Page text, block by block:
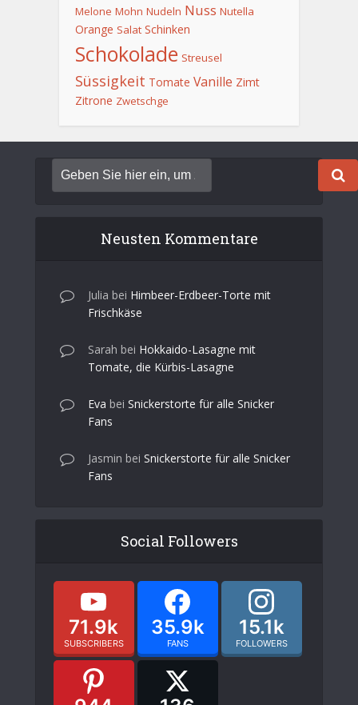
Melone Mohn Nudeln Nuss Nutella
Orange Salat Schinken
Schokolade Streusel
Süssigkeit Tomate Vanille Zimt
Zitrone Zwetschge
Neusten Kommentare
Julia bei Himbeer-Erdbeer-Torte mit
Frischkäse
Sarah bei Hokkaido-Lasagne mit
Tomate, die Kürbis-Lasagne
Eva bei Snickerstorte für alle Snicker
Fans
Jasmin bei Snickerstorte für alle Snicker
Fans
Social Followers
71.9k
SUBSCRIBERS
35.9k
FANS
15.1k
FOLLOWERS